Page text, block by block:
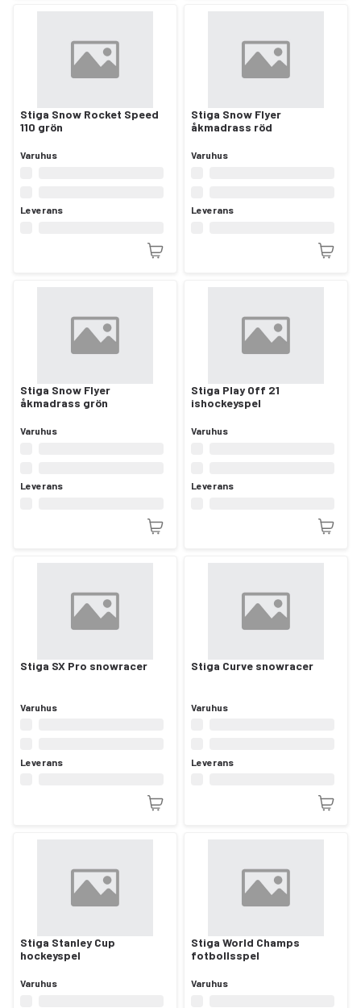
Stiga Snow Rocket Speed
110 grön
Varuhus
Leverans
Stiga Snow Flyer
åkmadrass röd
Varuhus
Leverans
Stiga Snow Flyer
åkmadrass grön
Varuhus
Leverans
Stiga Play Off 21
ishockeyspel
Varuhus
Leverans
Stiga SX Pro snowracer
Varuhus
Leverans
Stiga Curve snowracer
Varuhus
Leverans
Stiga Stanley Cup
hockeyspel
Varuhus
Stiga World Champs
fotbollsspel
Varuhus